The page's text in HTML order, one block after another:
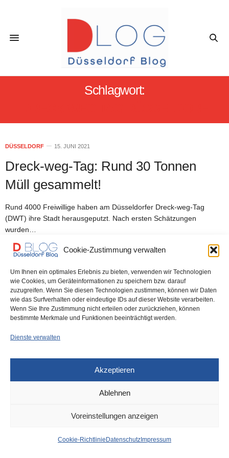
Cookie-Zustimmung verwalten
Um Ihnen ein optimales Erlebnis zu bieten, verwenden wir Technologien
wie Cookies, um Geräteinformationen zu speichern bzw. darauf
zuzugreifen. Wenn Sie diesen Technologien zustimmen, können wir Daten
wie das Surfverhalten oder eindeutige IDs auf dieser Website verarbeiten.
Wenn Sie Ihre Zustimmung nicht erteilen oder zurückziehen, können
bestimmte Merkmale und Funktionen beeinträchtigt werden.
Dienste verwalten
Akzeptieren
Ablehnen
Voreinstellungen anzeigen
Cookie-Richtlinie Datenschutz Impressum
Schlagwort:
DÜSSELDORF 15. JUNI 2021
Dreck-weg-Tag: Rund 30 Tonnen
Müll gesammelt!
Rund 4000 Freiwillige haben am Düsseldorfer Dreck-weg-Tag
(DWT) ihre Stadt herausgeputzt. Nach ersten Schätzungen
wurden…
0 SHARES
IMPRESSUM DATENSCHUTZ COOKIE-RICHTLINIE (EU)